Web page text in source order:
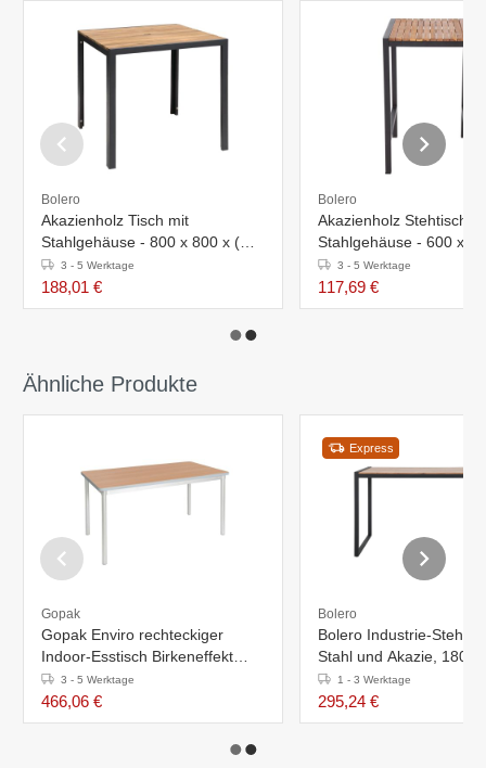
Bolero
Akazienholz Tisch mit
Stahlgehäuse - 800 x 800 x (H)
740 mm
3 - 5 Werktage
188,01 €
Bolero
Akazienholz Stehtisch
Stahlgehäuse - 600 x
1000 mm
3 - 5 Werktage
117,69 €
Ähnliche Produkte
Gopak
Gopak Enviro rechteckiger
Indoor-Esstisch Birkeneffekt
14mm3 - 5 Werktage
466,06 €
Express
Bolero
Bolero Industrie-
Stahl und Akazie, 1800
mm1 - 3 Werktage
295,24 €